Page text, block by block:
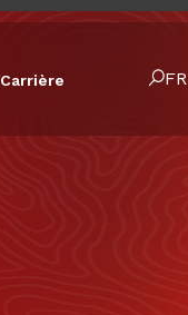
Carrière FR